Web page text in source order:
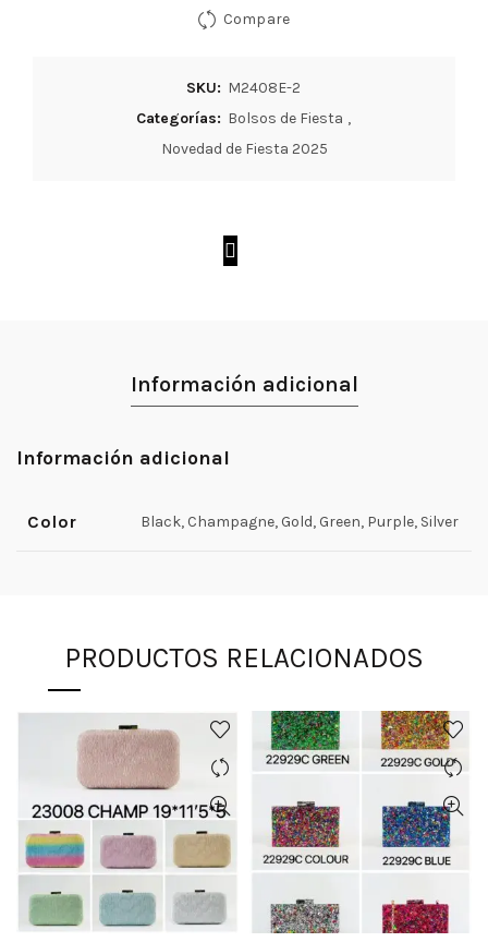
Compare
SKU: M2408E-2
Categorías: Bolsos de Fiesta ,
Novedad de Fiesta 2025
Información adicional
Información adicional
Color Black, Champagne, Gold, Green, Purple, Silver
PRODUCTOS RELACIONADOS